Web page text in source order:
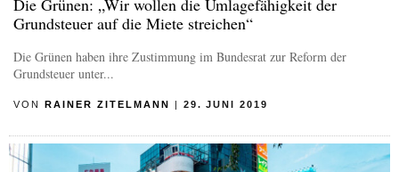
Die Grünen: „Wir wollen die Umlagefähigkeit der
Grundsteuer auf die Miete streichen“
Die Grünen haben ihre Zustimmung im Bundesrat zur Reform der
Grundsteuer unter...
VON RAINER ZITELMANN 29. JUNI 2019